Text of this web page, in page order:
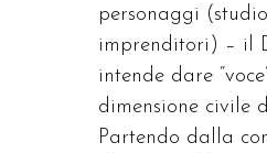
personaggi
imprenditori) – il
intende dare
dimensione civile
Partendo dalla